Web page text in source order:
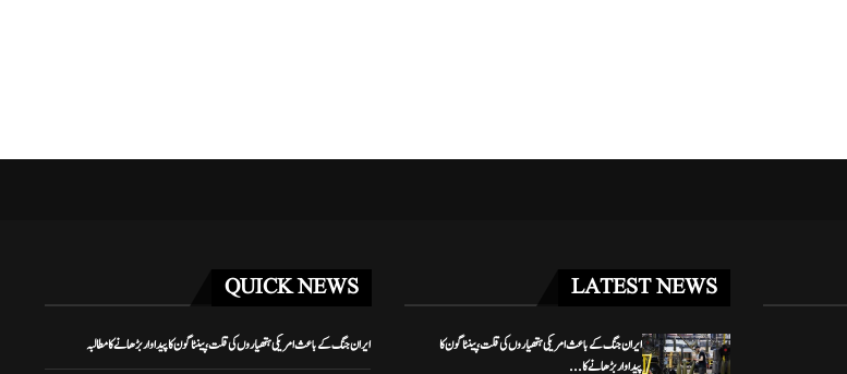
LATEST NEWS
ایران جنگ کے باعث امریکی ہتھیاروں کی قلت، پینٹاگون کا
پیداوار بڑھانے کا...
QUICK NEWS
ایران جنگ کے باعث امریکی ہتھیاروں کی قلت، پینٹاگون کا پیداوار بڑھانے کا مطالبہ